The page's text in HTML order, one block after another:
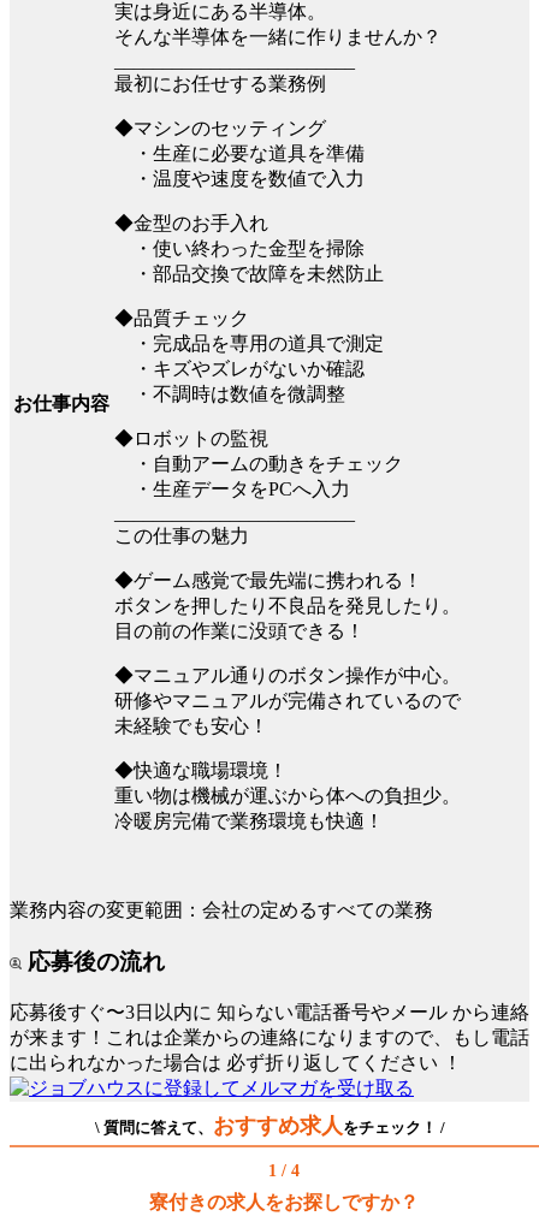
お仕事内容
実は身近にある半導体。
そんな半導体を一緒に作りませんか？
最初にお任せする業務例
◆マシンのセッティング
・生産に必要な道具を準備
・温度や速度を数値で入力
◆金型のお手入れ
・使い終わった金型を掃除
・部品交換で故障を未然防止
◆品質チェック
・完成品を専用の道具で測定
・キズやズレがないか確認
・不調時は数値を微調整
◆ロボットの監視
・自動アームの動きをチェック
・生産データをPCへ入力
この仕事の魅力
◆ゲーム感覚で最先端に携われる！
ボタンを押したり不良品を発見したり。
目の前の作業に没頭できる！
◆マニュアル通りのボタン操作が中心。
研修やマニュアルが完備されているので
未経験でも安心！
◆快適な職場環境！
重い物は機械が運ぶから体への負担少。
冷暖房完備で業務環境も快適！
業務内容の変更範囲：会社の定めるすべての業務
応募後の流れ
応募後すぐ〜3日以内に 知らない電話番号やメール から連絡
が来ます！これは企業からの連絡になりますので、もし電話
に出られなかった場合は 必ず折り返してください ！
\ 質問に答えて、 おすすめ求人 をチェック！ /
1 / 4
寮付きの求人をお探しですか？